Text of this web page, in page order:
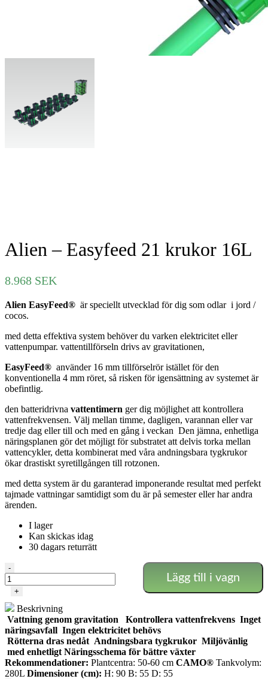
Alien – Easyfeed 21 krukor 16L
8.968 SEK
Alien EasyFeed® är speciellt utvecklad för dig som odlar i jord /
cocos.
med detta effektiva system behöver du varken elektricitet eller
vattenpumpar. vattentillförseln drivs av gravitationen,
EasyFeed® använder 16 mm tillförselrör istället för den
konventionella 4 mm röret, så risken för igensättning av systemet är
obefintlig.
den batteridrivna vattentimern ger dig möjlighet att kontrollera
vattenfrekvensen. Välj mellan timme, dagligen, varannan eller var
tredje dag eller till och med en gång i veckan Den jämna, enhetliga
näringsplanen gör det möjligt för substratet att delvis torka mellan
vattencykler, detta kombinerat med våra andningsbara tygkrukor
ökar drastiskt syretillgången till rotzonen.
med detta system är du garanterad imponerande resultat med perfekt
tajmade vattningar samtidigt som du är på semester eller har andra
ärenden.
I lager
Kan skickas idag
30 dagars returrätt
Alien
Easyfeed
krukor
16L
mängd
-
+
Lägg till i vagn
Beskrivning
Vattning genom gravitation
Kontrollera vattenfrekvens Inget
näringsavfall Ingen elektricitet behövs
Rötterna dras nedåt Andningsbara tygkrukor Miljövänlig
med enhetligt Näringsschema för bättre växter
Rekommendationer: Plantcentra: 50-60 cm CAMO® Tankvolym:
280L Dimensioner (cm): H: 90 B: 55 D: 55